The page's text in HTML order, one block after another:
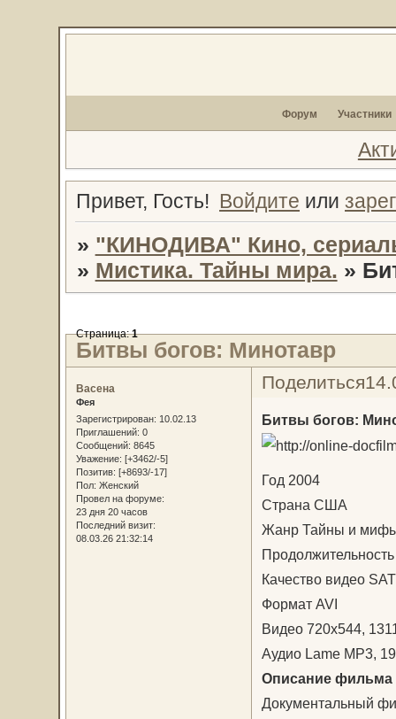
Форум Участники
Привет, Гость! Войдите или
» "КИНОДИВА" Кино,
» Мистика. Тайны мира. »
Битвы богов: Минотавр
Страница:1
Поделиться
Васена
Фея
Зарегистрирован: 10.02.13
Приглашений: 0
Сообщений: 8645
Уважение: [+3462/-5]
Позитив: [+8693/-17]
Пол: Женский
Провел на форуме:
23 дня 20 часов
Последний визит:
08.03.26 21:32:14
Битвы богов:
Год 2004
Страна США
Жанр Тайны и
Качество видео
Формат AVI
Видео 720x544,
Аудио Lame MP3,
Описание фильма
Документальный